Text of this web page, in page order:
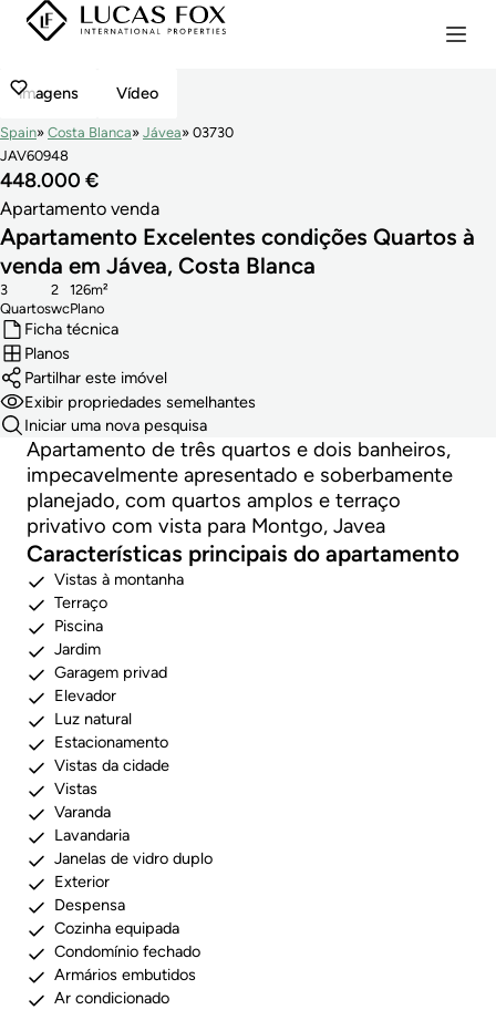
imagens Vídeo
Spain Costa Blanca Jávea
03730
JAV60948
448.000 €
Apartamento venda
Apartamento Excelentes condições Quartos à
venda em Jávea, Costa Blanca
Quartos
3
wc
2
Plano
126m²
Ficha técnica
Planos
Partilhar este imóvel
Exibir propriedades semelhantes
Iniciar uma nova pesquisa
Apartamento de três quartos e dois banheiros,
impecavelmente apresentado e soberbamente
planejado, com quartos amplos e terraço
privativo com vista para Montgo, Javea
Características principais do apartamento
Vistas à montanha
Terraço
Piscina
Jardim
Garagem privad
Elevador
Luz natural
Estacionamento
Vistas da cidade
Vistas
Varanda
Lavandaria
Janelas de vidro duplo
Exterior
Despensa
Cozinha equipada
Condomínio fechado
Armários embutidos
Ar condicionado